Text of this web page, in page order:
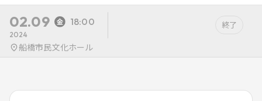
02.09 18:00
2024
終了
船橋市民文化ホール